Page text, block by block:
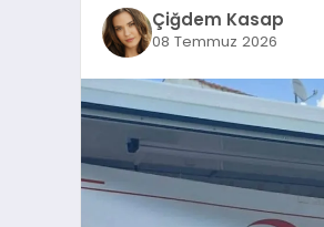
Çiğdem Kasap
08 Temmuz 2026